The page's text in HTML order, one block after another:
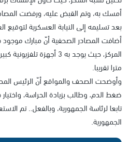
أمسك به، وتم القبض عليه، ورفضت
بعد تسليمه إلى النيابة العسكرية لتوقيع
أضافت المصادر الصحفية أنّ مبارك موجود
مترا تقريبا.
وأوضحت الصحف والمواقع أنّ الرئيس
ضغط الدم، وطالب بزيادة الحراسة،
تابعا لرئاسة الجمهورية، وبالفعل.. تم
الجمهورية.